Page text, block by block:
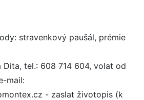
stravenkový paušál, prémie
Dita, tel.: 608 714 604, volat od
mail:
- zaslat životopis (k